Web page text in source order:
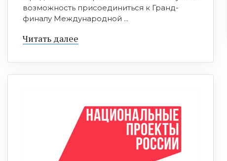
возможность присоединиться к Гранд-
финалу Международной ...
Читать далее